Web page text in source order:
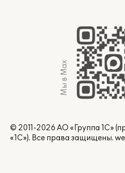
Мы в Max
© 2011-2026 АО «Группа 1С»
«1С»). Все права защищены.